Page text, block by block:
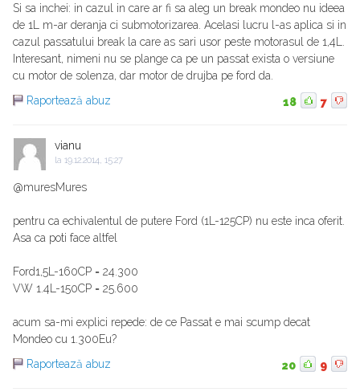
Si sa inchei: in cazul in care ar fi sa aleg un break mondeo nu ideea
de 1L m-ar deranja ci submotorizarea. Acelasi lucru l-as aplica si in
cazul passatului break la care as sari usor peste motorasul de 1,4L.
Interesant, nimeni nu se plange ca pe un passat exista o versiune
cu motor de solenza, dar motor de drujba pe ford da.
Raportează abuz
18 7
vianu
la 19.12.2014, 15:27
@muresMures
pentru ca echivalentul de putere Ford (1L-125CP) nu este inca oferit.
Asa ca poti face altfel
Ford1,5L-160CP = 24.300
VW 1.4L-150CP = 25.600
acum sa-mi explici repede: de ce Passat e mai scump decat
Mondeo cu 1.300Eu?
Raportează abuz
20 9